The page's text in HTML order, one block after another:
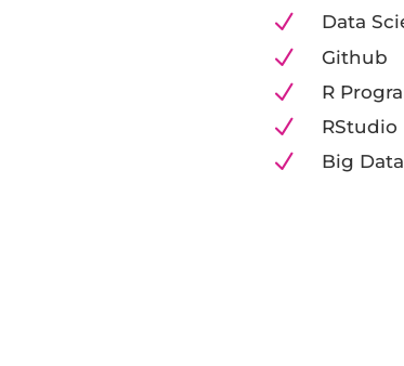
N Data
N Github
N R
N RStudio
N Big Data